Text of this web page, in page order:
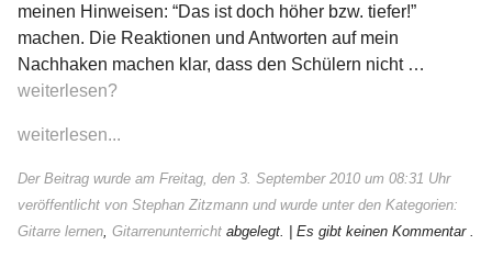
meinen Hinweisen: “Das ist doch höher bzw. tiefer!”
machen. Die Reaktionen und Antworten auf mein
Nachhaken machen klar, dass den Schülern nicht …
weiterlesen?
weiterlesen...
Der Beitrag wurde am Freitag, den 3. September 2010 um 08:31 Uhr
veröffentlicht von Stephan Zitzmann und wurde unter den Kategorien:
Gitarre lernen Gitarrenunterricht abgelegt. | Es gibt keinen Kommentar .